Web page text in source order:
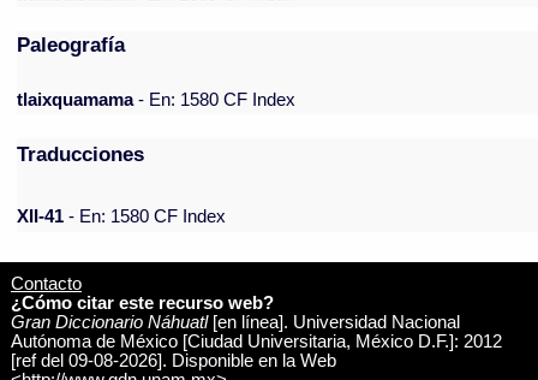
Paleografía
tlaixquamama- En: 1580 CF Index
Traducciones
XII-41 - En: 1580 CF Index
Contacto
¿Cómo citar este recurso web?
Gran Diccionario Náhuatl[en línea]. Universidad Nacional
Autónoma de México [Ciudad Universitaria, México D.F.]: 2012
[ref del 09-08-2026]. Disponible en la Web